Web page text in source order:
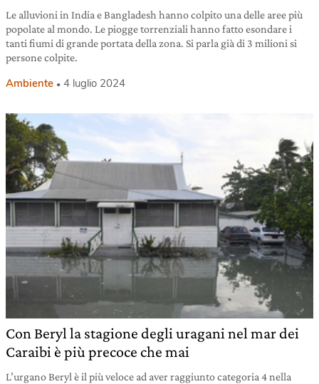
Le alluvioni in India e Bangladesh hanno colpito una delle aree più
popolate al mondo. Le piogge torrenziali hanno fatto esondare i
tanti fiumi di grande portata della zona. Si parla già di 3 milioni si
persone colpite.
Ambiente 4 luglio 2024
Con Beryl la stagione degli uragani nel mar dei
Caraibi è più precoce che mai
L’urgano Beryl è il più veloce ad aver raggiunto categoria 4 nella